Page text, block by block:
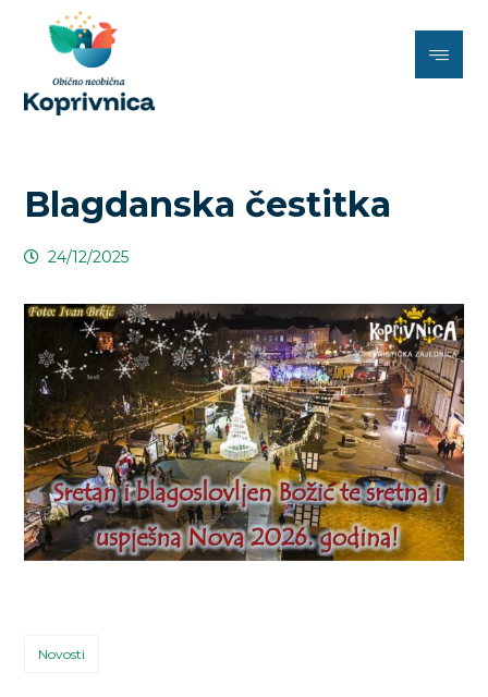
Blagdanska čestitka
24/12/2025
Novosti